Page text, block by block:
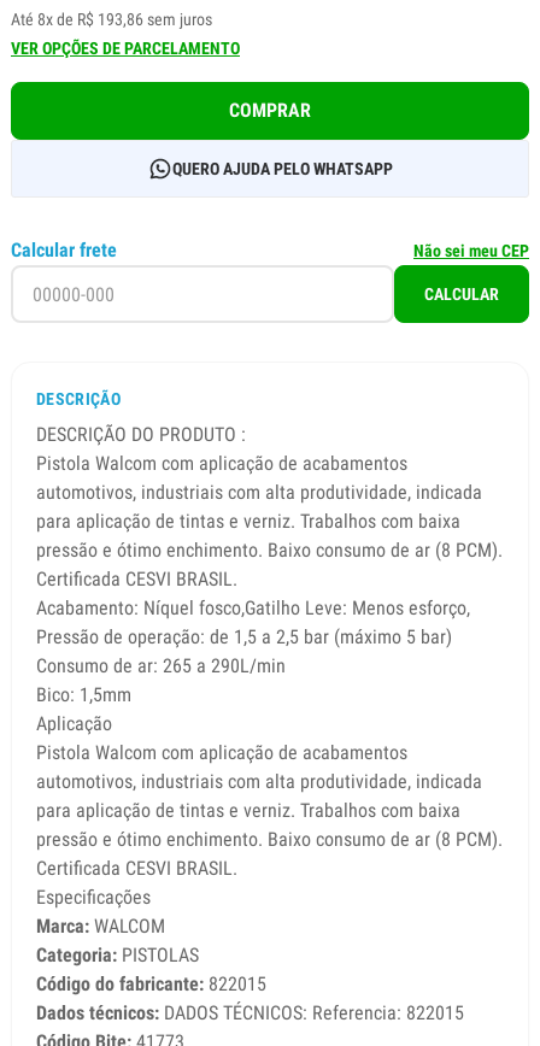
Até 8x de R$ 193,86 sem juros
VER OPÇÕES DE PARCELAMENTO
COMPRAR
QUERO AJUDA PELO WHATSAPP
Calcular frete Não sei meu CEP
CALCULAR
DESCRIÇÃO
DESCRIÇÃO DO PRODUTO :
Pistola Walcom com aplicação de acabamentos
automotivos, industriais com alta produtividade, indicada
para aplicação de tintas e verniz. Trabalhos com baixa
pressão e ótimo enchimento. Baixo consumo de ar (8 PCM).
Certificada CESVI BRASIL.
Acabamento: Níquel fosco,Gatilho Leve: Menos esforço,
Pressão de operação: de 1,5 a 2,5 bar (máximo 5 bar)
Consumo de ar: 265 a 290L/min
Bico: 1,5mm
Aplicação
Pistola Walcom com aplicação de acabamentos
automotivos, industriais com alta produtividade, indicada
para aplicação de tintas e verniz. Trabalhos com baixa
pressão e ótimo enchimento. Baixo consumo de ar (8 PCM).
Certificada CESVI BRASIL.
Especificações
Marca: WALCOM
Categoria: PISTOLAS
Código do fabricante: 822015
Dados técnicos: DADOS TÉCNICOS: Referencia: 822015